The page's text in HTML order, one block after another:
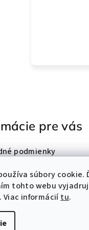
súbory cookie.
tohto webu
Viac informáciítu.
pre vás
podmienky